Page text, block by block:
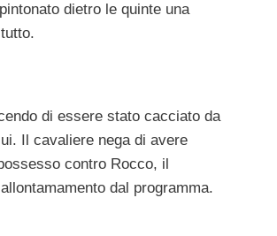
dietro le quinte una
di essere stato cacciato da
Il cavaliere nega di avere
contro Rocco, il
dal programma.